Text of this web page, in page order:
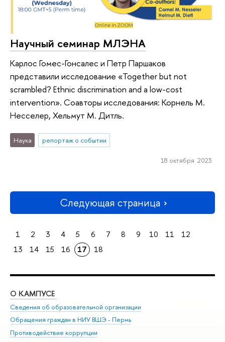
Научный семинар МЛЭНА
Карлос Гомес-Гонсалес и Петр Паршаков
представили исследование «Together but not
scrambled? Ethnic discrimination and a low-cost
intervention». Соавторы исследования: Корнель М.
Несселер, Хельмут М. Дитль.
Наука репортаж о событии
18 октября 2023
Следующая страница
1 2 3 4 5 6 7 8 9 10 11
12
13
14 15 16 17 18
О КАМПУСЕ
Сведения об образовательной организации
Обращения граждан в НИУ ВШЭ - Пермь
Противодействие коррупции